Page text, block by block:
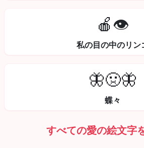
🍎👁️
私の目の中のリン
🦋🤢🦋
蝶々
すべての愛の絵文字